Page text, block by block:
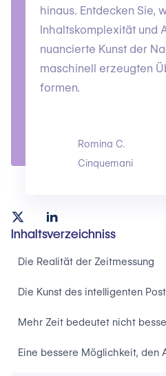
hinaus. Entdecken Sie,
Inhaltskomplexität und
nuancierte Kunst der
maschinell erzeugten
formen.
Romina C.
Cinquemani
Inhaltsverzeichniss
Die Realität der Zeitmessung
Die Kunst des intelligenten
Mehr Zeit bedeutet nicht
Eine bessere Möglichkeit, den